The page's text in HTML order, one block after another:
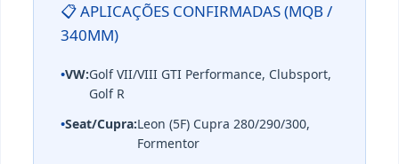
📋 APLICAÇÕES CONFIRMADAS (MQB /
340MM)
•VW:Golf VII/VIII GTI Performance, Clubsport,
Golf R
•Seat/Cupra:Leon (5F) Cupra 280/290/300,
Formentor